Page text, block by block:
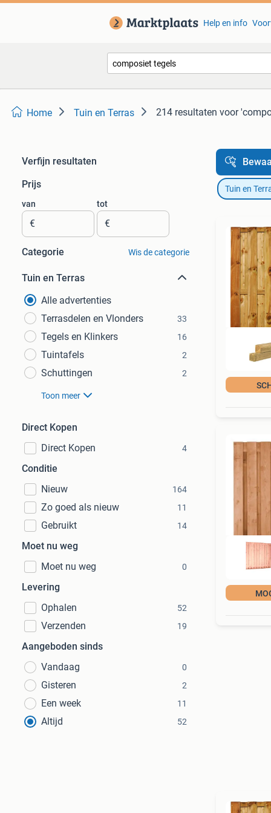
Help en info
Home Tuin en Terras 214 resultaten voor
Verfijn resultaten
Prijs
van
€
tot
€
Categorie Wis de categorie
Tuin en Terras
Alle advertenties
Terrasdelen en Vlonders
33
Tegels en Klinkers 16
Tuintafels 2
Schuttingen 2
Toon meer
Direct Kopen
Direct Kopen
4
Conditie
Nieuw
164
Zo goed als nieuw 11
Gebruikt 14
Moet nu weg
Moet nu weg
0
Levering
Ophalen
52
Verzenden 19
Aangeboden sinds
Vandaag
0
Gisteren 2
Een week 11
Altijd 52
Tuin en